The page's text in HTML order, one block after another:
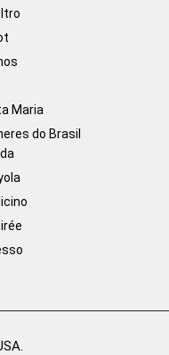
Maria
do Brasil